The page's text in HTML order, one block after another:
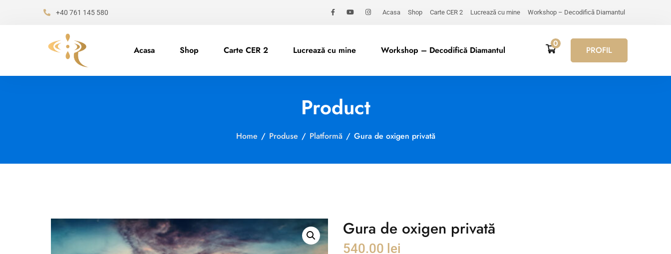
+40 761 145 580 Acasa Shop Carte CER 2 Lucrează cu mine Workshop – Decodifică Diamantul
Acasa Shop Carte CER 2 Lucrează cu mine Workshop – Decodifică Diamantul
0
PROFIL
Product
Home / Produse / Platformă / Gura de oxigen privată
Gura de oxigen privată
540.00 lei